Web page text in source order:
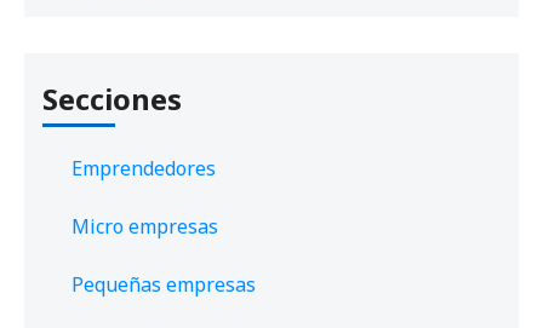
Secciones
Emprendedores
Micro empresas
Pequeñas empresas